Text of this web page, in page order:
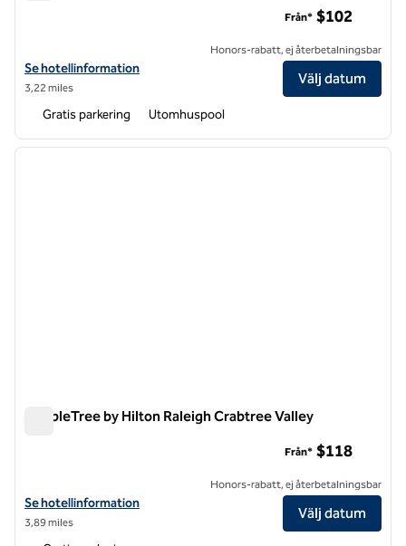
Visa hotelluppgifter för DoubleTree by Hilton Raleigh Midtown
Se hotellinformation
3,22 miles
Från* $102
Honors-rabatt, ej återbetalningsbar
Välj datum
Gratis parkering Utomhuspool
1 av 12
nästa
DoubleTree by Hilton Raleigh Crabtree Valley
Visa hotelluppgifter för DoubleTree by Hilton Raleigh Crabtree Valley
Se hotellinformation
3,89 miles
Från* $118
Honors-rabatt, ej återbetalningsbar
Välj datum